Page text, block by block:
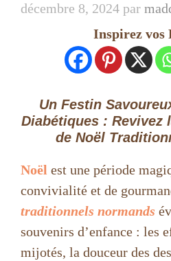
décembre 8, 2024 par
Inspirez vos
Un Festin
Diabétiques : Revivez
de Noël
Noël est une période
convivialité et de
traditionnels normands
souvenirs d’enfance : les
mijotés, la douceur des